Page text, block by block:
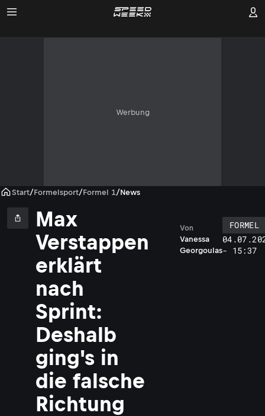
Werbung
Start/Formelsport/Formel 1/News
Max
Verstappen
erklärt
nach
Sprint:
Deshalb
ging's in
die falsche
Richtung
Vanessa
Georgoulas
Von
FORMEL
- 15:37